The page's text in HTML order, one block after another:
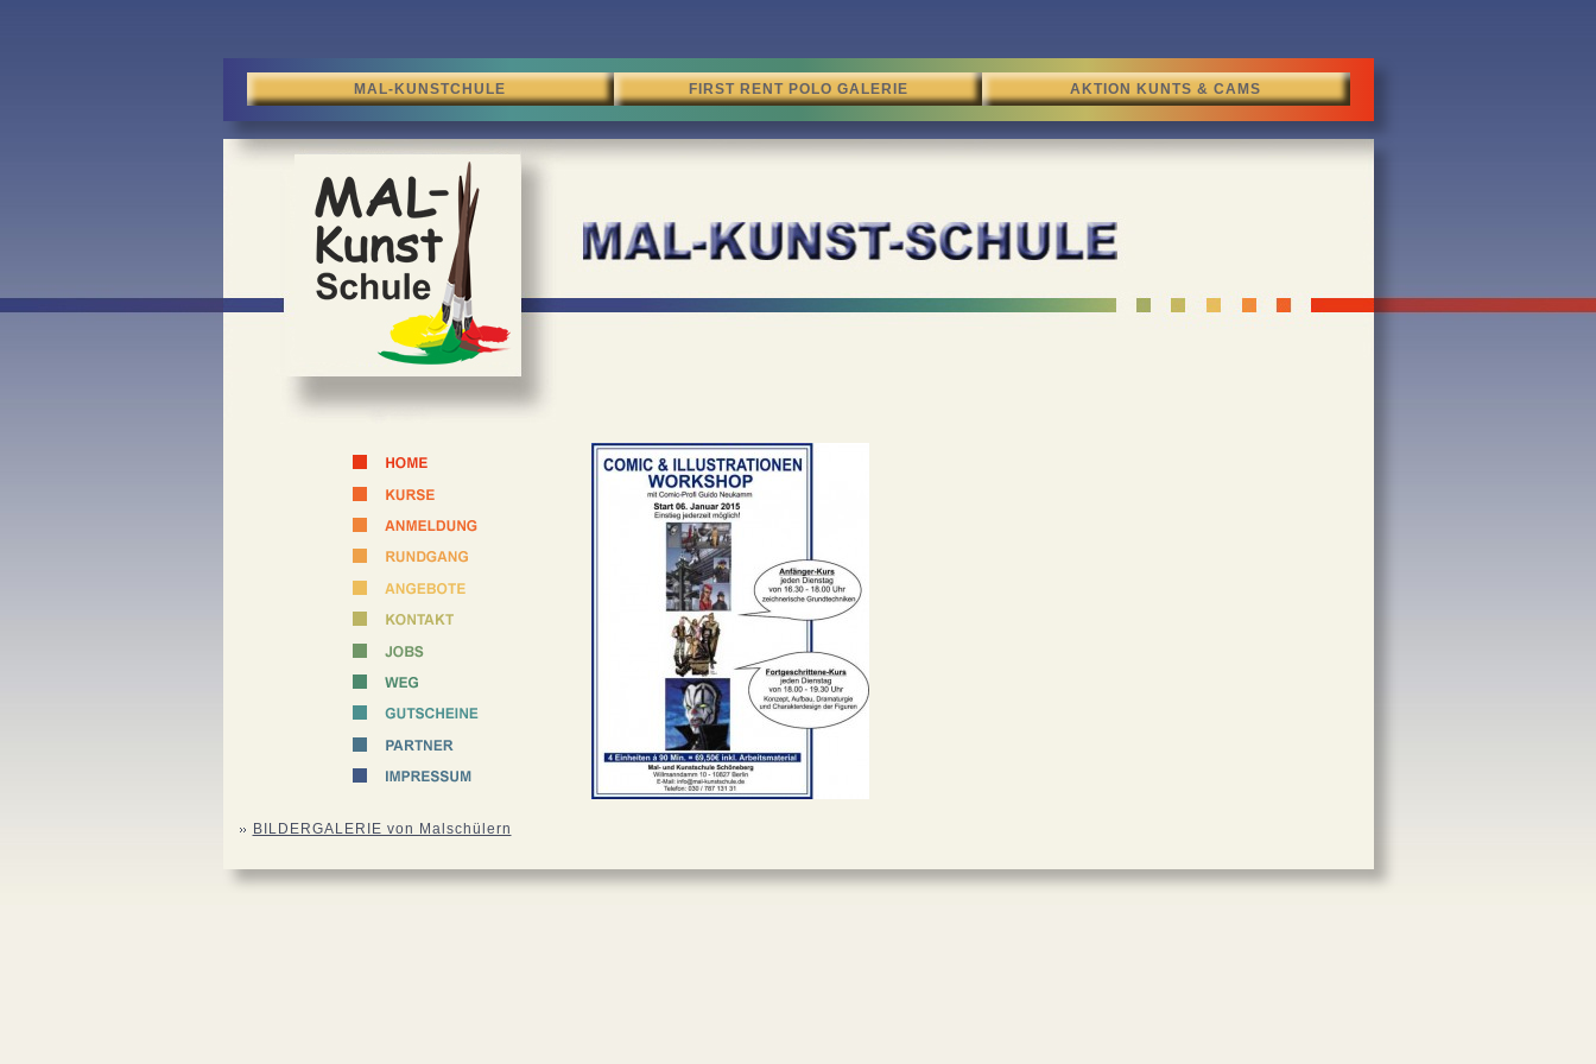
MAL-KUNSTCHULE FIRST RENT POLO GALERIE AKTION KUNTS & CAMS
BILDERGALERIE von Malschülern